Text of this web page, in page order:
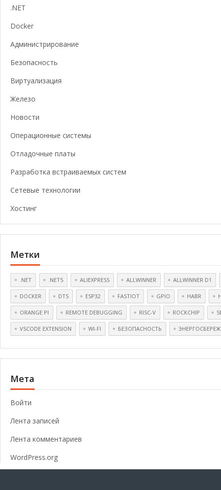
.NET
Docker
Администрирование
Безопасность
Виртуализация
Железо
Новости
Операционные системы
Отладочные платы
Разработка встраиваемых систем
Сетевые технологии
Хостинг
Метки
.NET .NET5 ALIEXPRESS ALLWINNER ALLWINNER D1
DOCKER DTS ESP32 FASTIOT GPIO HABR
ORANGE PI REMOTE DEBUGGING RISC-V ROCKCHIP
VSCODE EXTENSION WI-FI БЕЗОПАСНОСТЬ
Мета
Войти
Лента записей
Лента комментариев
WordPress.org